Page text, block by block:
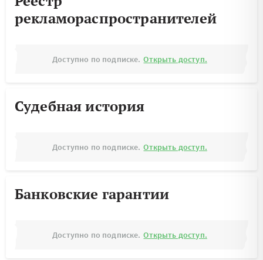
рекламораспространителей
Доступно по подписке. Открыть доступ.
Судебная история
Доступно по подписке. Открыть доступ.
Банковские гарантии
Доступно по подписке. Открыть доступ.